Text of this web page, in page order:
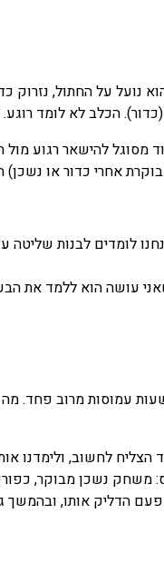
על החתול, נזרוק
הכלב לא לומד
מסוגל להישאר רגוע
אחרי כדור או נשכן)
לומדים לבנות שליטה
הוא ללמד את
עמוסות מרוב
הצליח לחשוב,
נשכן מבוקר,
אותו, ובהמשך גם